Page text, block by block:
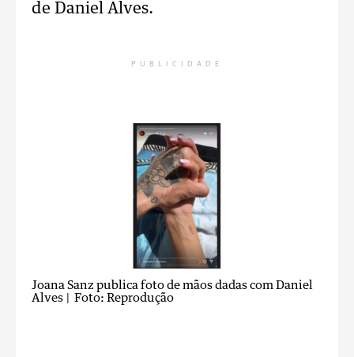
de Daniel Alves.
PUBLICIDADE
Joana Sanz publica foto de mãos dadas com Daniel
Alves
| Foto: Reprodução